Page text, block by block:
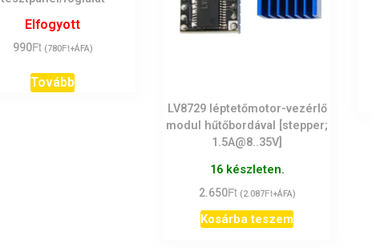
Elfogyott
990Ft (780Ft+ÁFA)
Tovább
LV8729 léptetőmotor-vezérlő
modul hűtőbordával [stepper;
1.5A@8..35V]
16 készleten.
2.650Ft (2.087Ft+ÁFA)
Kosárba teszem